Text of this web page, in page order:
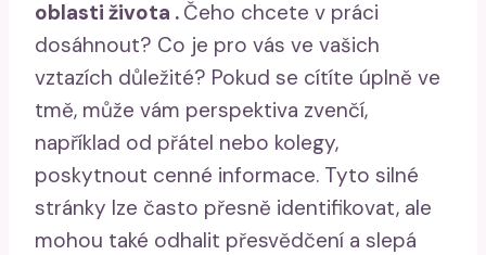
oblasti života . Čeho chcete v práci
dosáhnout? Co je pro vás ve vašich
vztazích důležité? Pokud se cítíte úplně ve
tmě, může vám perspektiva zvenčí,
například od přátel nebo kolegy,
poskytnout cenné informace. Tyto silné
stránky lze často přesně identifikovat, ale
mohou také odhalit přesvědčení a slepá